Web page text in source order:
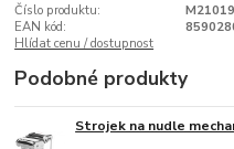
Číslo produktu:
EAN kód:
Hlídat cenu / dostupnost
Podobné produkty
Strojek na nudle